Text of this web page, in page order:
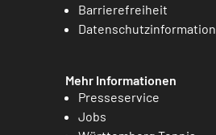
Barrierefreiheit
Datenschutzinformation
Mehr Informationen
Presseservice
Jobs